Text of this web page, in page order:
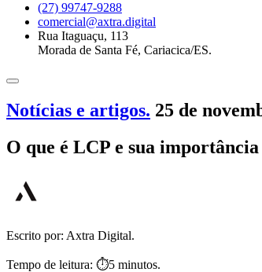
(27) 99747-9288
comercial@axtra.digital
Rua Itaguaçu, 113
Morada de Santa Fé, Cariacica/ES.
Notícias e artigos. 25 de
O que é LCP e sua
Escrito por: Axtra Digital.
Tempo de leitura: ⏱️5 minutos.